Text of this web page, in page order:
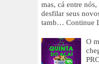
mas, cá entre
desfilar seus
tamb… Continue
O